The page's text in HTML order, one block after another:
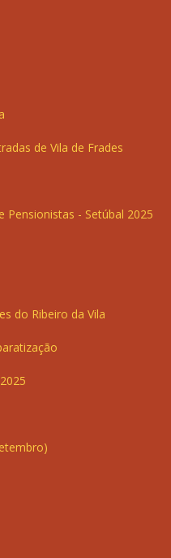
de Vila de Frades
Pensionistas - Setúbal 2025
do Ribeiro da Vila